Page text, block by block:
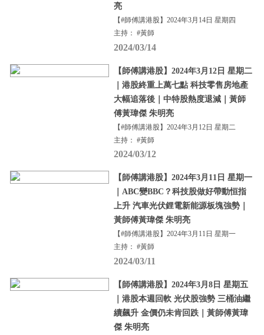
亮
【#師傅講港股】2024年3月14日 星期四
主持： #黃師
2024/03/14
【師傅講港股】2024年3月12日 星期二
｜港股終重上萬七點 科技零售房地產
大幅追落後｜中特股熱度退減｜黃師
傅黃瑋傑 朱明亮
【#師傅講港股】2024年3月12日 星期二
主持： #黃師
2024/03/12
【師傅講港股】2024年3月11日 星期一
｜ABC變BBC？科技股做好帶動恒指
上升 汽車光伏鋰電新能源板塊強勢｜
黃師傅黃瑋傑 朱明亮
【#師傅講港股】2024年3月11日 星期一
主持： #黃師
2024/03/11
【師傅講港股】2024年3月8日 星期五
｜港股本週回軟 光伏股強勢 三桶油繼
續飆升 金價仍未肯回跌｜黃師傅黃瑋
傑 朱明亮